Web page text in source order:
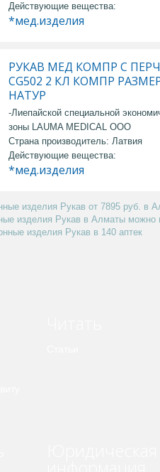
Действующие вещества:
*мед.изделия
РУКАВ МЕД КОМПР С
CG502 2 КЛ КОМПР
НАТУР
-Лиепайской специальной
зоны LAUMA MEDICAL OOO
Страна производитель: Латвия
Действующие вещества:
*мед.изделия
изделия Рукав от 7895 руб. в
изделия Рукав в Алматы можно
изделия Рукав в 140 аптек